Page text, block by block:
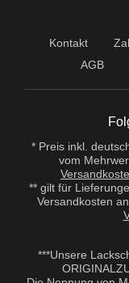
Kontakt
AGB
* Preis inkl.
vom
** gilt für
Versandkosten
***Unsere